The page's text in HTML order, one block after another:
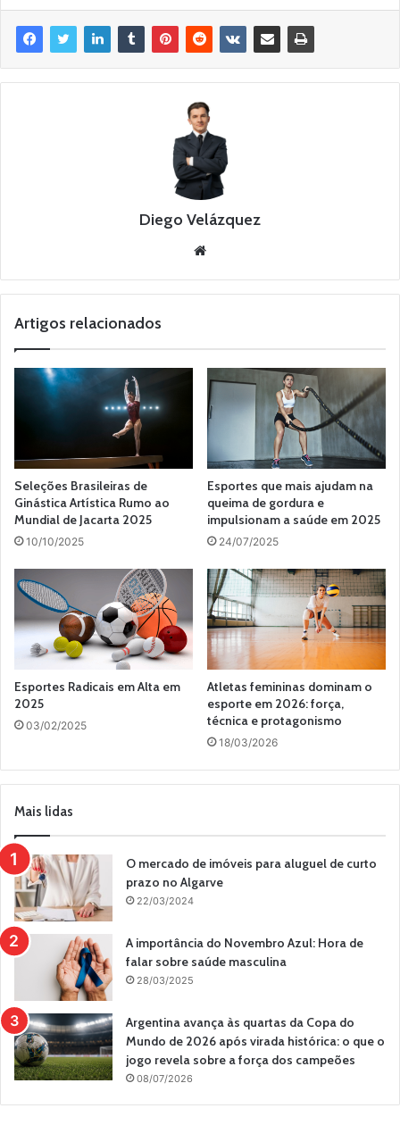
Diego Velázquez
Website
Artigos relacionados
Seleções Brasileiras de
Ginástica Artística Rumo ao
Mundial de Jacarta 2025
10/10/2025
Esportes que mais ajudam na
queima de gordura e
impulsionam a saúde em 2025
24/07/2025
Esportes Radicais em Alta em
2025
03/02/2025
Atletas femininas dominam o
esporte em 2026: força,
técnica e protagonismo
18/03/2026
Mais lidas
O mercado de imóveis para aluguel de curto
prazo no Algarve
22/03/2024
A importância do Novembro Azul: Hora de
falar sobre saúde masculina
28/03/2025
Argentina avança às quartas da Copa do
Mundo de 2026 após virada histórica: o que o
jogo revela sobre a força dos campeões
08/07/2026